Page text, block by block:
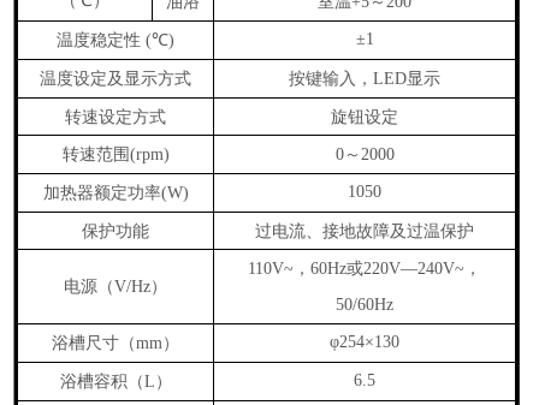
温度稳定性 (℃) ±1
温度设定及显示方式 按键输入，LED显示
转速设定方式
旋钮设定
转速范围(rpm) 0～ 2000
加热器额定功率(W) 1050
保护功能 过电流、接地故障及过温保护
电源 （V/Hz）
110V~ ，60Hz或220V—240V~ ，
50/60Hz
浴槽尺寸 （mm） φ254×130
浴槽容积 （L ） 6.5